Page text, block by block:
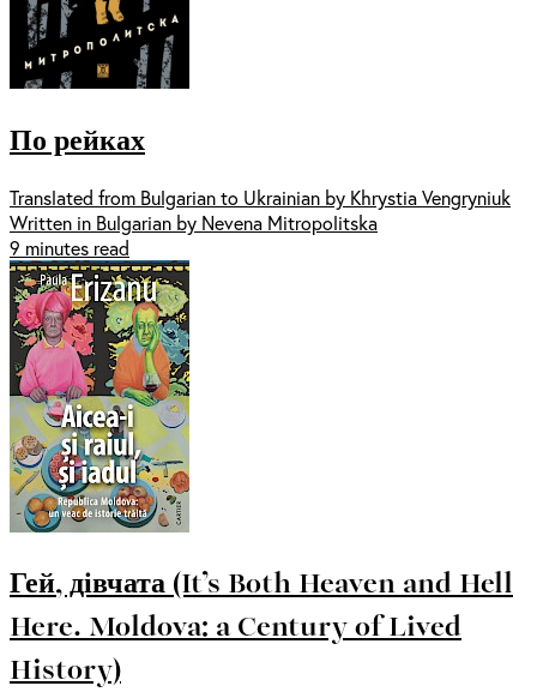
По рейках
Translated from Bulgarian to Ukrainian by Khrystia Vengryniuk
Written in Bulgarian by Nevena Mitropolitska
9 minutes read
Гей, дівчата (It’s Both Heaven and Hell
Here. Moldova: a Century of Lived
History)